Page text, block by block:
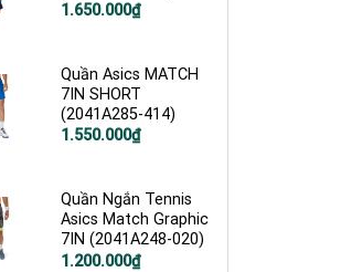
1.650.000₫
Quần Asics MATCH
7IN SHORT
(2041A285-414)
1.550.000₫
Quần Ngắn Tennis
Asics Match Graphic
7IN (2041A248-020)
1.200.000₫